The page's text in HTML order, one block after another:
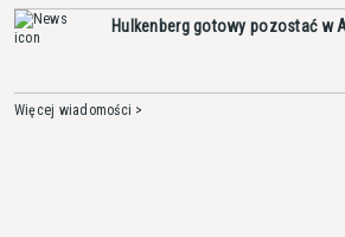
Hulkenberg gotowy pozostać w
Więcej wiadomości >